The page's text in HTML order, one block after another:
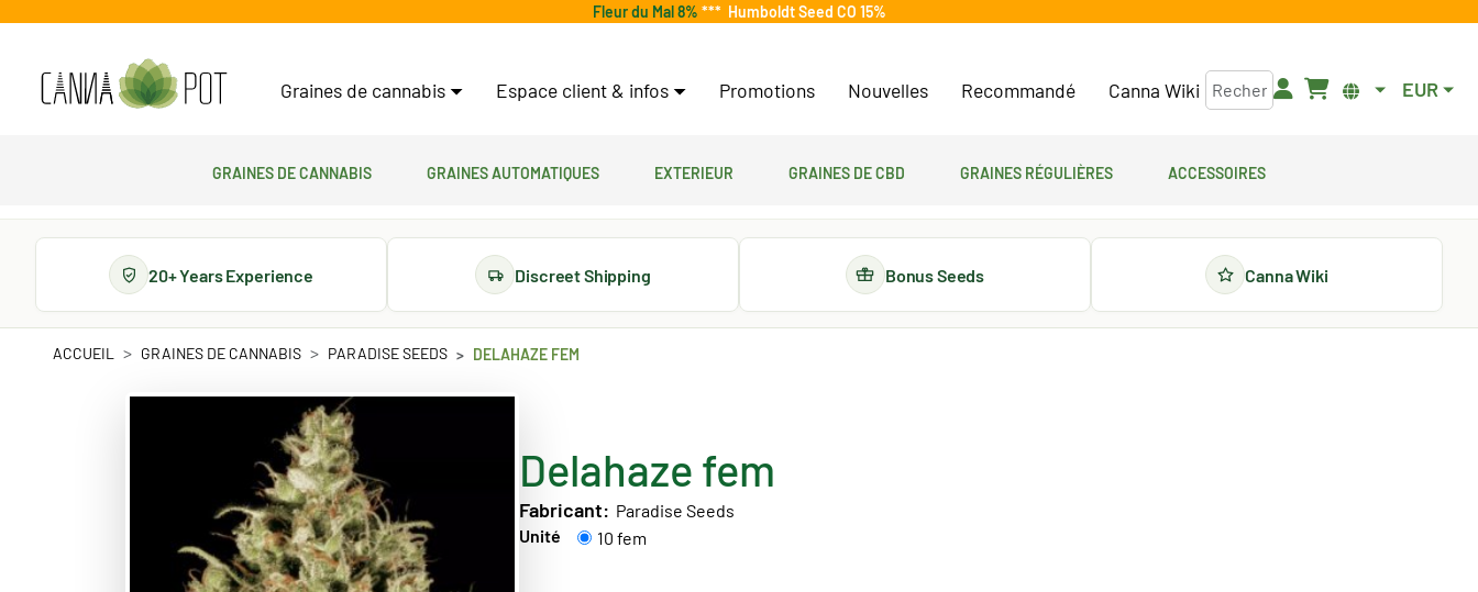
Fleur du Mal 8% *** Humboldt Seed CO 15%
Graines de cannabis Espace client & infos Promotions Nouvelles Recommandé Canna Wiki EUR
Graines de cannabis Graines automatiques Exterieur Graines de CBD Graines régulières Accessoires
20+ Years Experience Discreet Shipping Bonus Seeds Canna Wiki
ACCUEIL GRAINES DE CANNABIS PARADISE SEEDS DELAHAZE FEM
Delahaze fem
Fabricant: Paradise Seeds
Unité
10 fem